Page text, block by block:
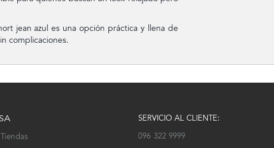
jean azul es una opción práctica y llena de
complicaciones.
SERVICIO AL CLIENTE:
096 322 9999